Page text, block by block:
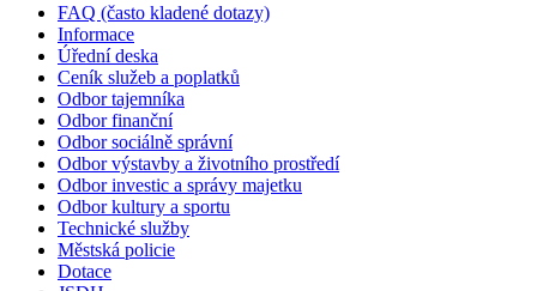
FAQ (často kladené dotazy)
Informace
Úřední deska
Ceník služeb a poplatků
Odbor tajemníka
Odbor finanční
Odbor sociálně správní
Odbor výstavby a životního prostředí
Odbor investic a správy majetku
Odbor kultury a sportu
Technické služby
Městská policie
Dotace